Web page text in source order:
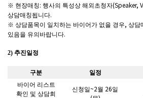
※ 현장매칭: 행사의 특성상 해외초청자(Speaker,
상담매칭됩니다.
※ 상담품목이 일치하는 바이어가 없을 경우, 상담
있음을 유의바랍니다.
2) 추진일정
구분 일정
바이어 리스트
확인 및 상담회
신청일~2월 26일